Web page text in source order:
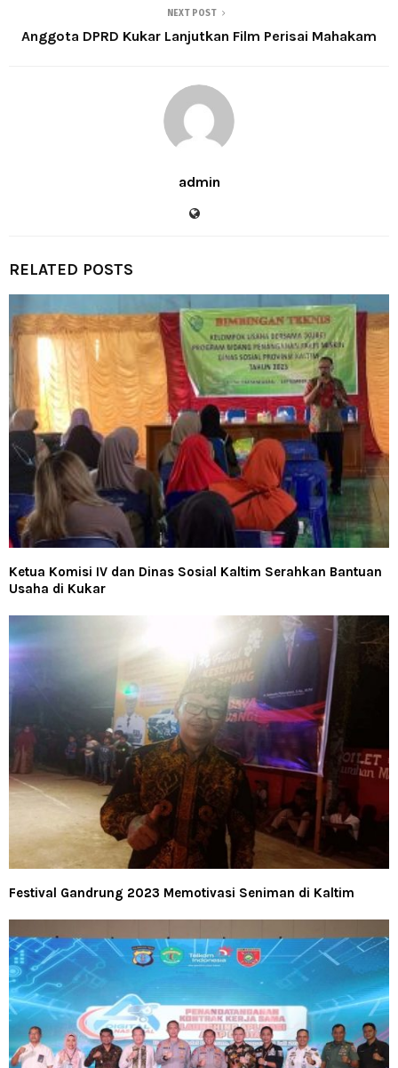
NEXT POST
Anggota DPRD Kukar Lanjutkan Film Perisai Mahakam
admin
RELATED POSTS
Ketua Komisi IV dan Dinas Sosial Kaltim Serahkan Bantuan
Usaha di Kukar
Festival Gandrung 2023 Memotivasi Seniman di Kaltim